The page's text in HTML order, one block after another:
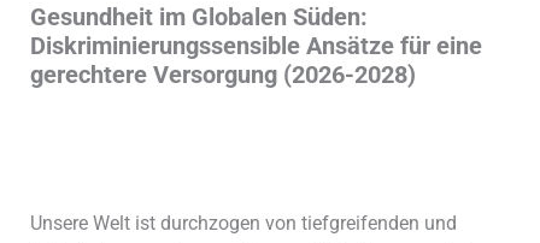
Gesundheit im Globalen Süden:
Diskriminierungssensible Ansätze für eine
gerechtere Versorgung (2026-2028)
Unsere Welt ist durchzogen von tiefgreifenden und